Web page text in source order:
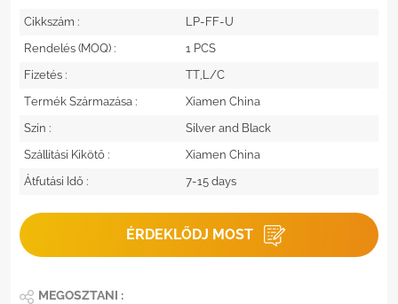
Cikkszám :
LP-FF-U
Rendelés (MOQ) :
1 PCS
Fizetés :
TT,L/C
Termék Származása :
Xiamen China
Szín :
Silver and Black
Szállítási Kikötő :
Xiamen China
Átfutási Idő :
7-15 days
ÉRDEKLŐDJ MOST
MEGOSZTANI :